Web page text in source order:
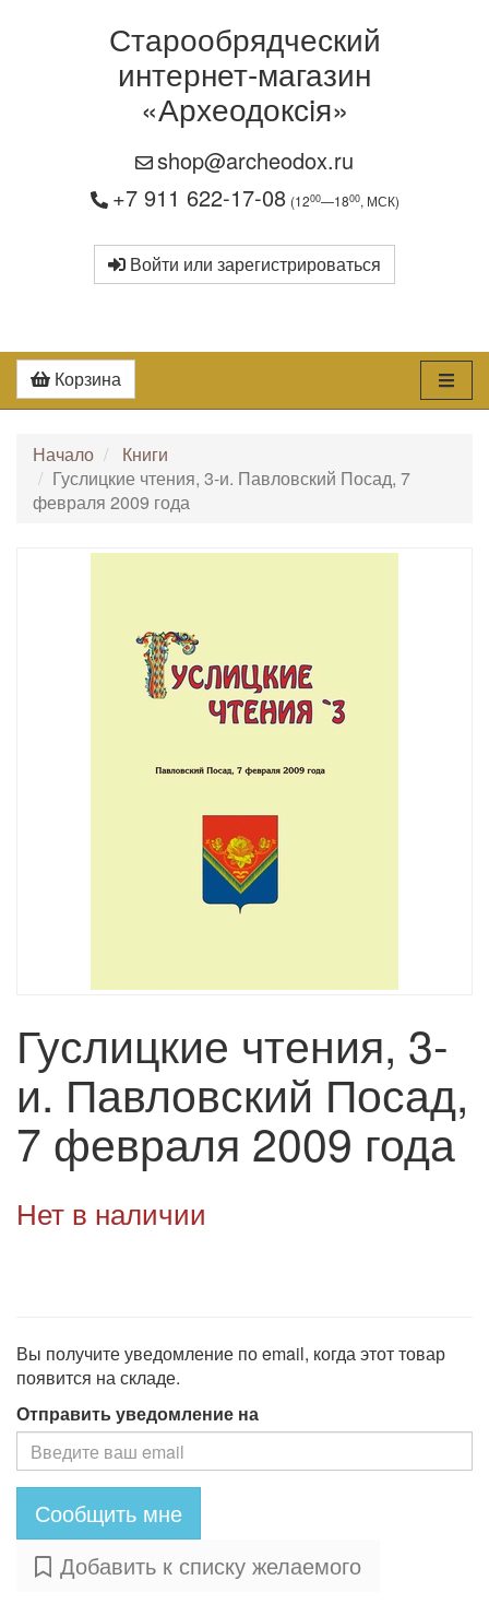
Старообрядческий
интернет-магазин
«Археодоксiя»
shop@archeodox.ru
+7 911 622-17-08 (1200—1800, МСК)
Войти или зарегистрироваться
Корзина
Начало
Книги
Гуслицкие чтения, 3-и. Павловский Посад, 7
февраля 2009 года
Гуслицкие чтения, 3-
и. Павловский Посад,
7 февраля 2009 года
Нет в наличии
Вы получите уведомление по email, когда этот товар
появится на складе.
Отправить уведомление на
Сообщить мне
Добавить к списку желаемого